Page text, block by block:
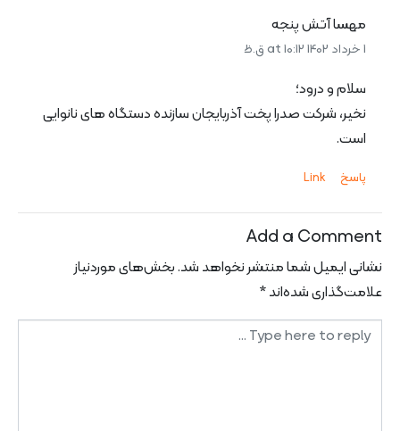
مهسا آتش پنجه
1 خرداد 1402 at 10:12 ق.ظ
سلام و درود؛
نخیر، شرکت صدرا پخت آذربایجان سازنده دستگاه های نانوایی
است.
پاسخ Link
Add a Comment
نشانی ایمیل شما منتشر نخواهد شد.بخش‌های موردنیاز
علامت‌گذاری شده‌اند*
Comment